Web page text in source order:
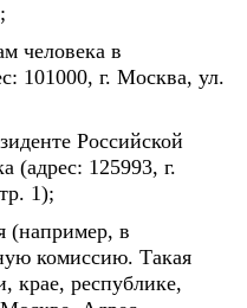
человека в
101000, г. Москва, ул.
Российской
(адрес: 125993, г.
1);
(например, в
комиссию. Такая
крае, республике,